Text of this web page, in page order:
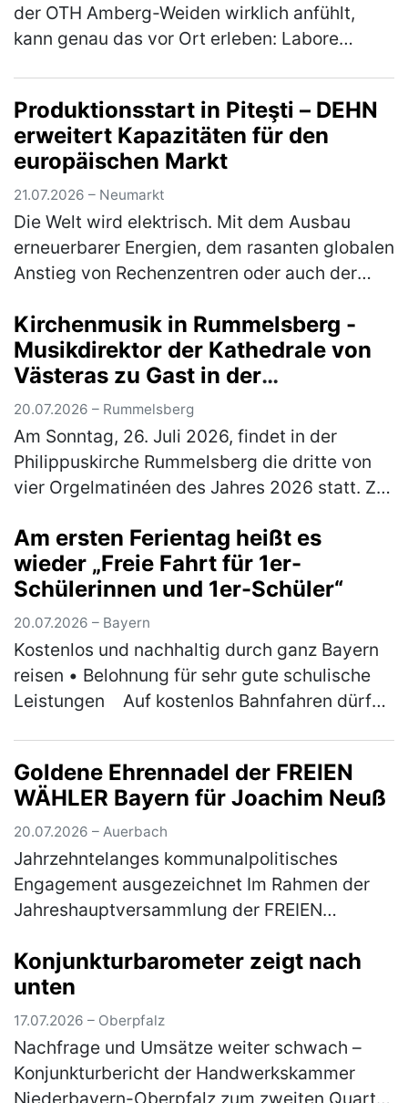
der OTH Amberg-Weiden wirklich anfühlt,
kann genau das vor Ort erleben: Labore
(mehr)
Produktionsstart in Piteşti – DEHN
erweitert Kapazitäten für den
europäischen Markt
21.07.2026 – Neumarkt
Die Welt wird elektrisch. Mit dem Ausbau
erneuerbarer Energien, dem rasanten globalen
Anstieg von Rechenzentren oder auch der
die Elektrobranche zentraler…(mehr)
Kirchenmusik in Rummelsberg -
Musikdirektor der Kathedrale von
Västeras zu Gast in der
Philippuskirche
20.07.2026 – Rummelsberg
Am Sonntag, 26. Juli 2026, findet in der
Philippuskirche Rummelsberg die dritte von
vier Orgelmatinéen des Jahres 2026 statt. Zu
Västeras in Schweden, Ben…(mehr)
Am ersten Ferientag heißt es
wieder „Freie Fahrt für 1er-
Schülerinnen und 1er-Schüler“
20.07.2026 – Bayern
Kostenlos und nachhaltig durch ganz Bayern
reisen • Belohnung für sehr gute schulische
Leistungen ￼Auf kostenlos Bahnfahren dürfen
Goldene Ehrennadel der FREIEN
WÄHLER Bayern für Joachim Neuß
20.07.2026 – Auerbach
Jahrzehntelanges kommunalpolitisches
Engagement ausgezeichnet Im Rahmen der
Jahreshauptversammlung der FREIEN
Goldenen Ehrennadel der FREIEN WÄHLER
Bayern aus…
Konjunkturbarometer zeigt nach
unten
17.07.2026 – Oberpfalz
Nachfrage und Umsätze weiter schwach –
Konjunkturbericht der Handwerkskammer
Niederbayern-Oberpfalz zum zweiten Quartal